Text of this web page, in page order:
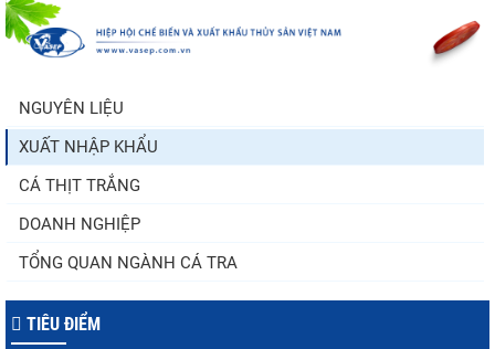
Thông báo 407/TB-VPCP: Tập trung cao
độ, tạo chuyển biến...
NGUYÊN LIỆU
XUẤT NHẬP KHẨU
CÁ THỊT TRẮNG
DOANH NGHIỆP
TỔNG QUAN NGÀNH CÁ TRA
TIÊU ĐIỂM